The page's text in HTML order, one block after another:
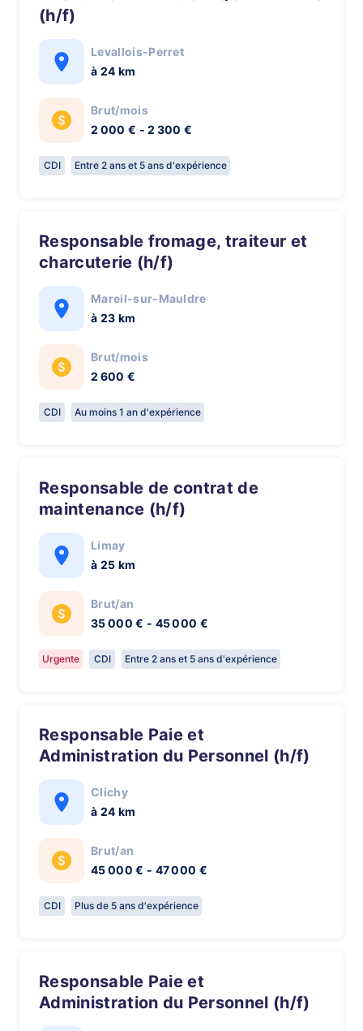
(h/f)
Levallois-Perret
à 24 km
Brut/mois
2 000 € - 2 300 €
CDI Entre 2 ans et 5 ans d'expérience
Responsable fromage, traiteur et
charcuterie (h/f)
Mareil-sur-Mauldre
à 23 km
Brut/mois
2 600 €
CDI Au moins 1 an d'expérience
Responsable de contrat de
maintenance (h/f)
Limay
à 25 km
Brut/an
35 000 € - 45 000 €
Urgente CDI Entre 2 ans et 5 ans d'expérience
Responsable Paie et
Administration du Personnel (h/f)
Clichy
à 24 km
Brut/an
45 000 € - 47 000 €
CDI Plus de 5 ans d'expérience
Responsable Paie et
Administration du Personnel (h/f)